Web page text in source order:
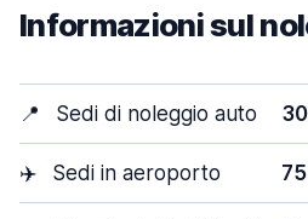
Informazioni sul
📍 Sedi di noleggio auto
✈️ Sedi in aeroporto 75